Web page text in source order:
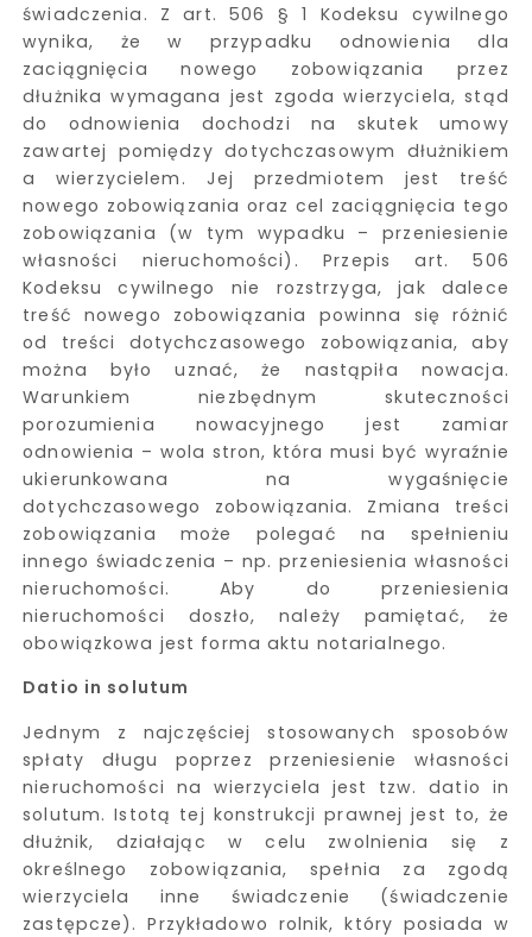
świadczenia. Z art. 506 § 1 Kodeksu cywilnego
wynika, że w przypadku odnowienia dla
zaciągnięcia nowego zobowiązania przez
dłużnika wymagana jest zgoda wierzyciela, stąd
do odnowienia dochodzi na skutek umowy
zawartej pomiędzy dotychczasowym dłużnikiem
a wierzycielem. Jej przedmiotem jest treść
nowego zobowiązania oraz cel zaciągnięcia tego
zobowiązania (w tym wypadku – przeniesienie
własności nieruchomości). Przepis art. 506
Kodeksu cywilnego nie rozstrzyga, jak dalece
treść nowego zobowiązania powinna się różnić
od treści dotychczasowego zobowiązania, aby
można było uznać, że nastąpiła nowacja.
Warunkiem niezbędnym skuteczności
porozumienia nowacyjnego jest zamiar
odnowienia – wola stron, która musi być wyraźnie
ukierunkowana na wygaśnięcie
dotychczasowego zobowiązania. Zmiana treści
zobowiązania może polegać na spełnieniu
innego świadczenia – np. przeniesienia własności
nieruchomości. Aby do przeniesienia
nieruchomości doszło, należy pamiętać, że
obowiązkowa jest forma aktu notarialnego.
Datio in solutum
Jednym z najczęściej stosowanych sposobów
spłaty długu poprzez przeniesienie własności
nieruchomości na wierzyciela jest tzw. datio in
solutum. Istotą tej konstrukcji prawnej jest to, że
dłużnik, działając w celu zwolnienia się z
określnego zobowiązania, spełnia za zgodą
wierzyciela inne świadczenie (świadczenie
zastępcze). Przykładowo rolnik, który posiada w